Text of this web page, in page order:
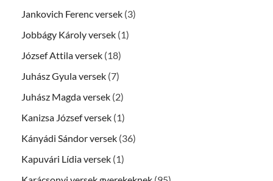
Jankovich Ferenc versek (3)
Jobbágy Károly versek (1)
József Attila versek (18)
Juhász Gyula versek (7)
Juhász Magda versek (2)
Kanizsa József versek (1)
Kányádi Sándor versek (36)
Kapuvári Lídia versek (1)